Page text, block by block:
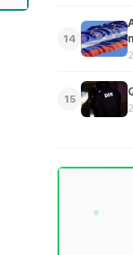
14
15